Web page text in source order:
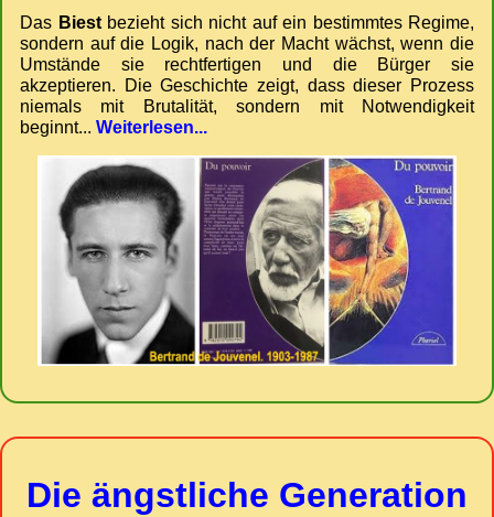
Das Biestbezieht sich nicht auf ein bestimmtes Regime,
sondern auf die Logik, nach der Macht wächst, wenn die
Umstände sie rechtfertigen und die Bürger sie
akzeptieren. Die Geschichte zeigt, dass dieser Prozess
niemals mit Brutalität, sondern mit Notwendigkeit
beginnt... Weiterlesen...
Die ängstliche Generation